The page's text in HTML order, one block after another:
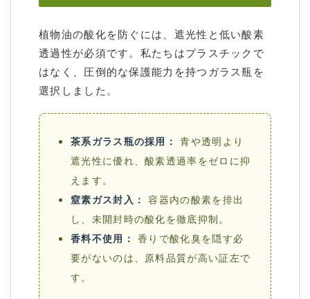
植物油の酸化を防ぐには、遮光性と低い酸素
透過性が必須です。私たちはプラスチックで
はなく、圧倒的な保護能力を持つガラス瓶を
選択しました。
茶系ガラス瓶の採用： 青や透明より
遮光性に優れ、酸素透過率をゼロに抑
えます。
窒素ガス封入： 容器内の酸素を排出
し、未開封時の酸化を徹底抑制。
香料不使用： 香りで酸化臭を隠す必
要がないのは、原料品質が高い証左で
す。